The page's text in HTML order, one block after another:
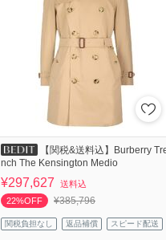
【関税&送料込】Burberry
nch The Kensington Medio
¥297,627
送料込
22%OFF
¥385,796
関税負担なし 返品補償 スピード配送